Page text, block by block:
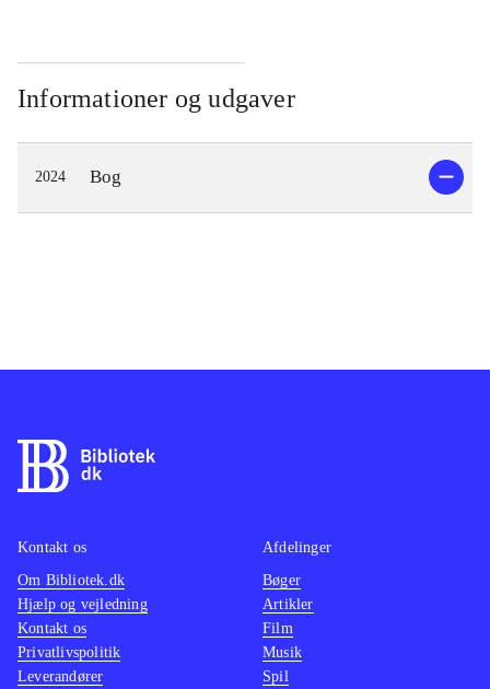
Informationer og udgaver
2024 Bog
Kontakt os
Om Bibliotek.dk
Hjælp og vejledning
Kontakt os
Privatlivspolitik
Leverandører
Afdelinger
Bøger
Artikler
Film
Musik
Spil